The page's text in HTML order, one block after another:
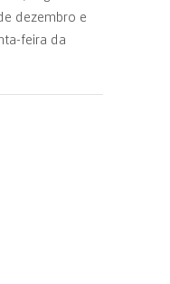
dezembro e
feira da